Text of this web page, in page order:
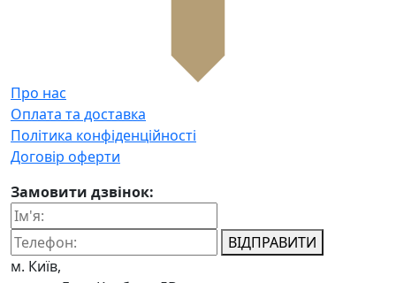
Про нас
Оплата та доставка
Політика конфіденційності
Договір оферти
Замовити дзвінок:
ВІДПРАВИТИ
м. Київ,